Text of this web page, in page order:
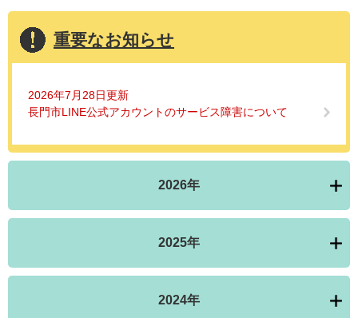
重要なお知らせ
2026年7月28日更新
長門市LINE公式アカウントのサービス障害について
2026年
2025年
2024年